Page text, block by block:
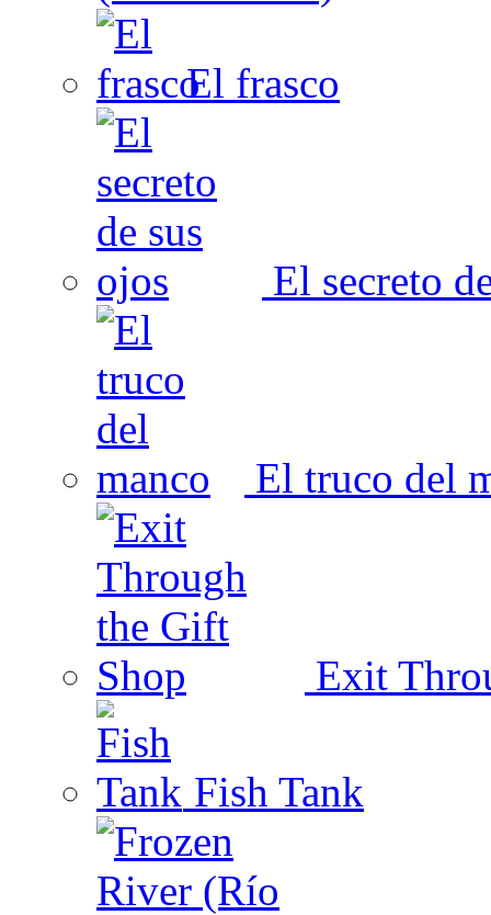
El frasco
El secreto
El truco del
Exit
Fish Tank